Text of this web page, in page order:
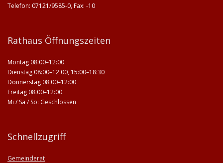
Telefon: 07121/9585-0, Fax: -10
Rathaus Öffnungszeiten
Montag 08:00–12:00
Dienstag 08:00–12:00, 15:00–18:30
Donnerstag 08:00–12:00
Freitag 08:00–12:00
Mi / Sa / So: Geschlossen
Schnellzugriff
Gemeinderat